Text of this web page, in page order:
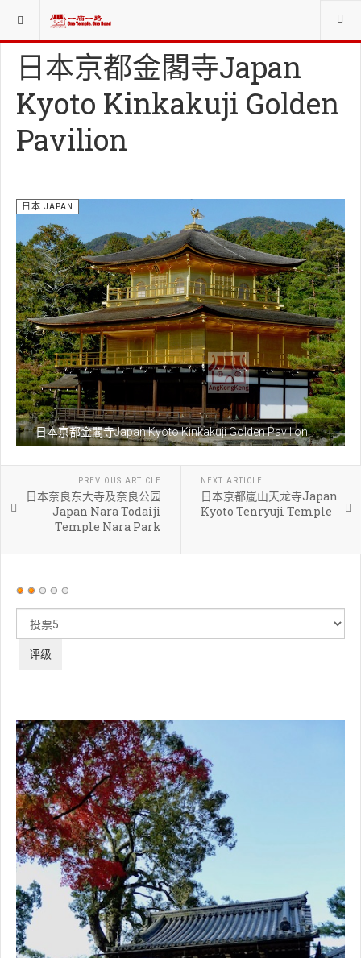
当前位置： 各国祭祀INT. WORSHIP ORG.
日本京都金閣寺Japan
Kyoto Kinkakuji Golden
Pavilion
日本京都金閣寺Japan Kyoto Kinkakuji Golden Pavilion
日本 JAPAN
PREVIOUS ARTICLE
日本奈良东大寺及奈良公园
Japan Nara Todaiji
Temple Nara Park
NEXT ARTICLE
日本京都嵐山天龙寺Japan
Kyoto Tenryuji Temple
用
价：2/
评